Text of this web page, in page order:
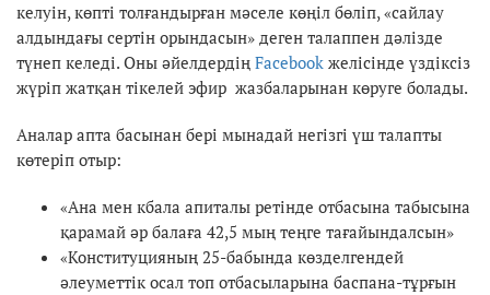
келуін, көпті толғандырған мәселе көңіл бөліп, «сайлау
алдындағы сертін орындасын» деген талаппен дәлізде
түнеп келеді. Оны әйелдердің Facebook желісінде үздіксіз
жүріп жатқан тікелей эфир жазбаларынан көруге болады.
Аналар апта басынан бері мынадай негізгі үш талапты
көтеріп отыр:
«Ана мен кбала апиталы ретінде отбасына табысына
қарамай әр балаға 42,5 мың теңге тағайындалсын»
«Конституцияның 25-бабында көзделгендей
әлеуметтік осал топ отбасыларына баспана-тұрғын